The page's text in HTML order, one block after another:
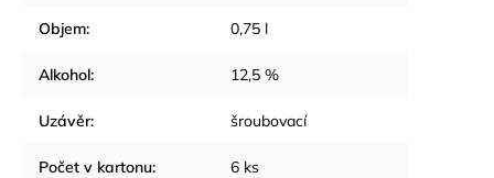
Objem: 0,75 l
Alkohol: 12,5 %
Uzávěr: šroubovací
Počet v kartonu: 6 ks